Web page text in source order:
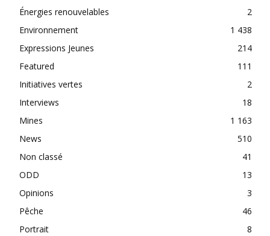
Énergies renouvelables
2
Environnement
1 438
Expressions Jeunes
214
Featured
111
Initiatives vertes
2
Interviews
18
Mines
1 163
News
510
Non classé
41
ODD
13
Opinions
3
Pêche
46
Portrait
8